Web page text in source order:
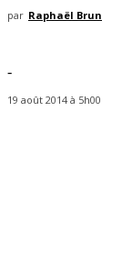
par Raphaël Brun
-
19 août 2014 à 5h00